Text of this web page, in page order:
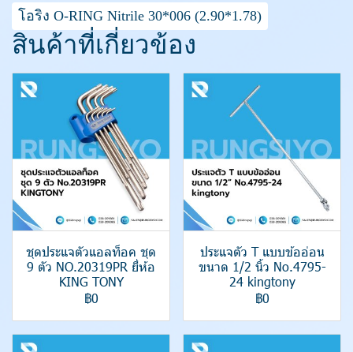
โอริง O-RING Nitrile 30*006 (2.90*1.78)
สินค้าที่เกี่ยวข้อง
ชุดประแจตัวแอลท็อค ชุด
9 ตัว NO.20319PR ยี่ห้อ
KING TONY
฿0
ประแจตัว T แบบข้ออ่อน
ขนาด 1/2 นิ้ว No.4795-
24 kingtony
฿0